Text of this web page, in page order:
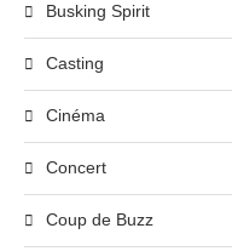
Busking Spirit
Casting
Cinéma
Concert
Coup de Buzz